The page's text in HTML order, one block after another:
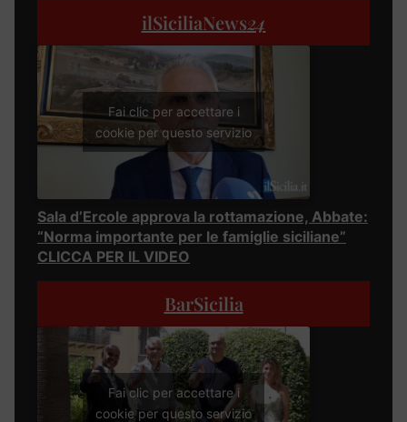
ilSiciliaNews24
Fai clic per accettare i
cookie per questo servizio
Sala d’Ercole approva la rottamazione, Abbate:
“Norma importante per le famiglie siciliane”
CLICCA PER IL VIDEO
BarSicilia
Fai clic per accettare i
cookie per questo servizio